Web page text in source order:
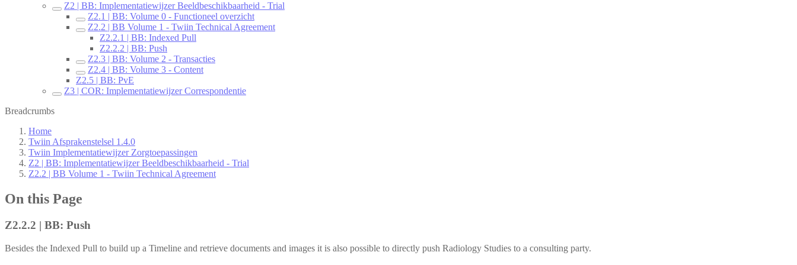
Z2 | BB: Implementatiewijzer Beeldbeschikbaarheid - Trial
Z2.1 | BB: Volume 0 - Functioneel overzicht
Z2.2 | BB Volume 1 - Twiin Technical Agreement
Z2.2.1 | BB: Indexed Pull
Z2.2.2 | BB: Push
Z2.3 | BB: Volume 2 - Transacties
Z2.4 | BB: Volume 3 - Content
Z2.5 | BB: PvE
Z3 | COR: Implementatiewijzer Correspondentie
Breadcrumbs
Home
Twiin Afsprakenstelsel 1.4.0
Twiin Implementatiewijzer Zorgtoepassingen
Z2 | BB: Implementatiewijzer Beeldbeschikbaarheid - Trial
Z2.2 | BB Volume 1 - Twiin Technical Agreement
On this Page
Z2.2.2 | BB: Push
Besides the Indexed Pull to build up a Timeline and retrieve documents and images it is also possible to directly push Radiology Studies to a consulting party.